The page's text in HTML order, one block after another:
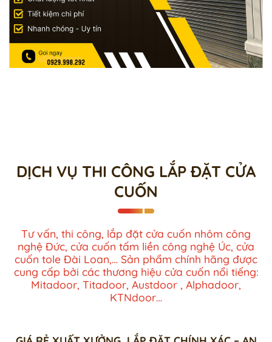
DỊCH VỤ THI CÔNG LẮP ĐẶT CỬA
CUỐN
Tư vấn, thi công, lắp đặt cửa cuốn nhôm công
nghệ Đức, cửa cuốn tấm liền công nghệ Úc, cửa
cuốn tole Đài Loan,… Sản phẩm chính hãng được
cung cấp bởi các thương hiệu cửa cuốn nổi tiếng:
Mitadoor, Titadoor, Austdoor , Alphadoor,
KTNdoor…